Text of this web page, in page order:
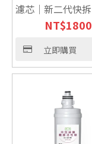
濾芯｜新二代快
米載銀燒結碳
NT$1800
立即購買